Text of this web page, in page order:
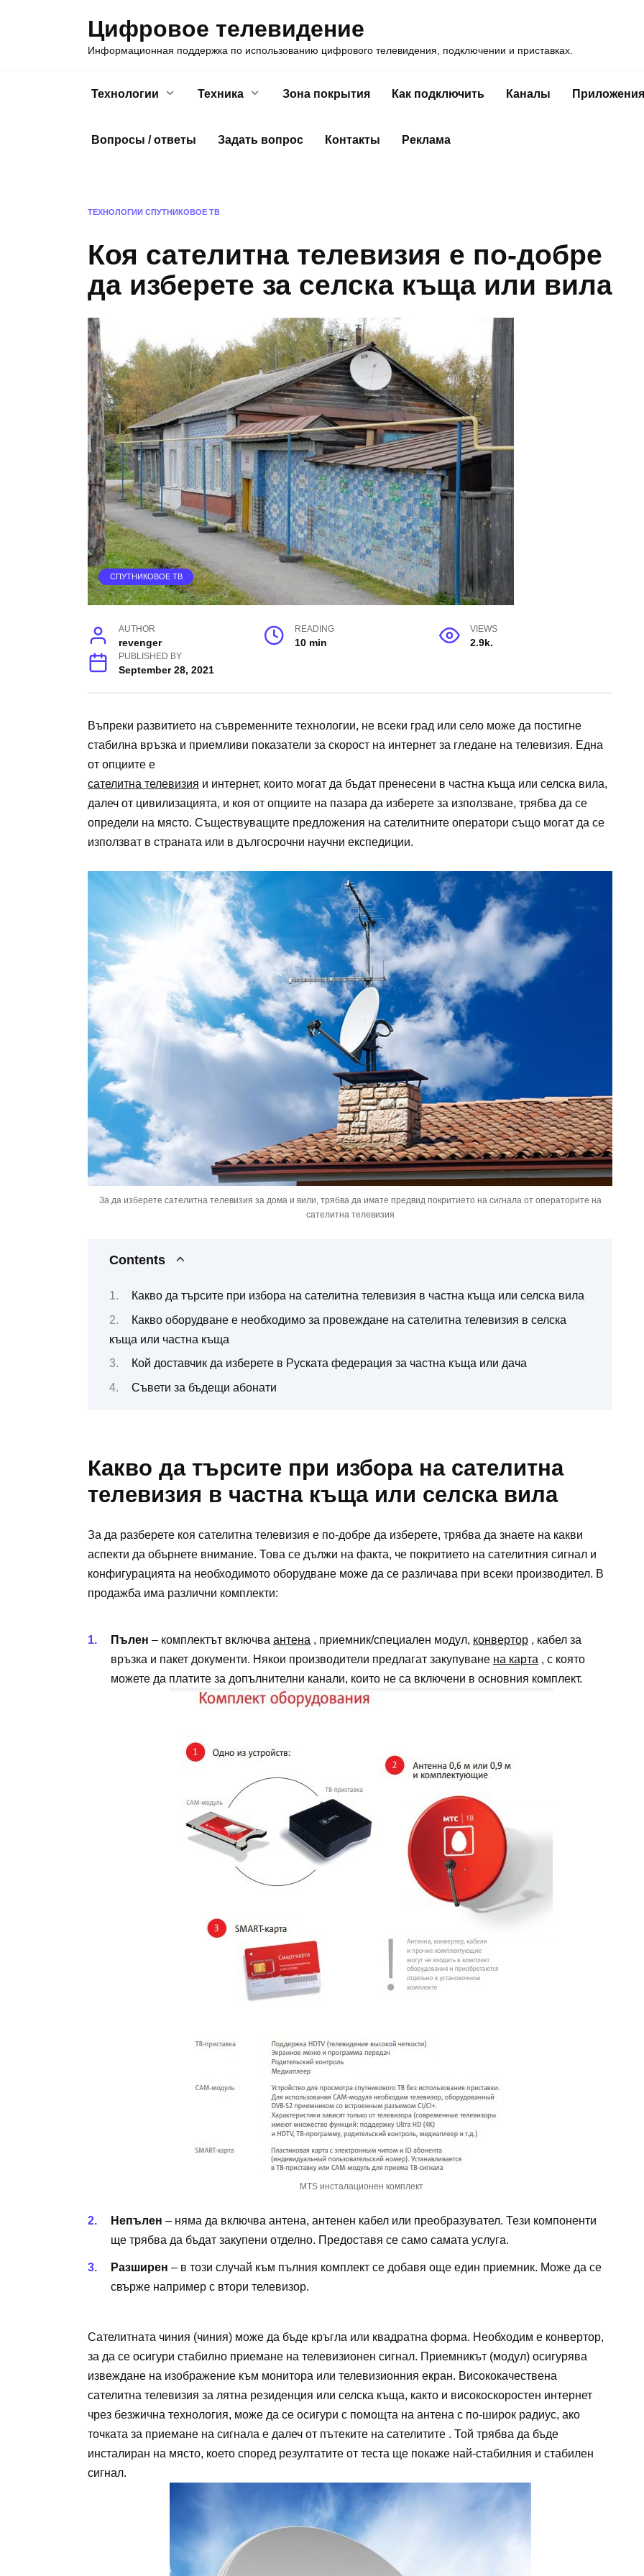
Цифровое телевидение
Информационная поддержка по использованию цифрового телевидения, подключении и приставках.
Технологии Техника Зона покрытия Как подключить Каналы Приложения
Вопросы / ответы Задать вопрос Контакты Реклама
ТЕХНОЛОГИИ СПУТНИКОВОЕ ТВ
Коя сателитна телевизия е по-добре
да изберете за селска къща или вила
СПУТНИКОВОЕ ТВ
AUTHOR
revenger
READING
10 min
VIEWS
2.9k.
PUBLISHED BY
September 28, 2021
Въпреки развитието на съвременните технологии, не всеки град или село може да постигне
стабилна връзка и приемливи показатели за скорост на интернет за гледане на телевизия. Една
от опциите е
сателитна телевизия и интернет, които могат да бъдат пренесени в частна къща или селска вила,
далеч от цивилизацията, и коя от опциите на пазара да изберете за използване, трябва да се
определи на място. Съществуващите предложения на сателитните оператори също могат да се
използват в страната или в дългосрочни научни експедиции.
За да изберете сателитна телевизия за дома и вили, трябва да имате предвид покритието на сигнала от операторите на
сателитна телевизия
Contents
Какво да търсите при избора на сателитна телевизия в частна къща или селска вила
Какво оборудване е необходимо за провеждане на сателитна телевизия в селска
къща или частна къща
Кой доставчик да изберете в Руската федерация за частна къща или дача
Съвети за бъдещи абонати
Какво да търсите при избора на сателитна
телевизия в частна къща или селска вила
За да разберете коя сателитна телевизия е по-добре да изберете, трябва да знаете на какви
аспекти да обърнете внимание. Това се дължи на факта, че покритието на сателитния сигнал и
конфигурацията на необходимото оборудване може да се различава при всеки производител. В
продажба има различни комплекти:
Пълен – комплектът включва антена , приемник/специален модул, конвертор , кабел за
връзка и пакет документи. Някои производители предлагат закупуване на карта , с която
можете да платите за допълнителни канали, които не са включени в основния комплект.
MTS инсталационен комплект
Непълен – няма да включва антена, антенен кабел или преобразувател. Тези компоненти
ще трябва да бъдат закупени отделно. Предоставя се само самата услуга.
Разширен – в този случай към пълния комплект се добавя още един приемник. Може да се
свърже например с втори телевизор.
Сателитната чиния (чиния) може да бъде кръгла или квадратна форма. Необходим е конвертор,
за да се осигури стабилно приемане на телевизионен сигнал. Приемникът (модул) осигурява
извеждане на изображение към монитора или телевизионния екран. Висококачествена
сателитна телевизия за лятна резиденция или селска къща, както и високоскоростен интернет
чрез безжична технология, може да се осигури с помощта на антена с по-широк радиус, ако
точката за приемане на сигнала е далеч от пътеките на сателитите . Той трябва да бъде
инсталиран на място, което според резултатите от теста ще покаже най-стабилния и стабилен
сигнал.